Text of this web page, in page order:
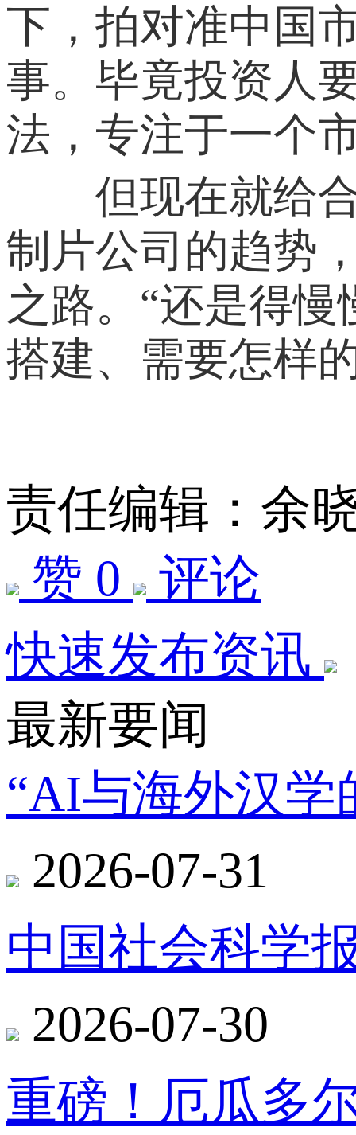
下，拍对准中国
事。毕竟投资人
法，专注于一个
但现在就给合
制片公司的趋势
之路。“还是得
搭建、需要怎样
责任编辑：余
赞 0
评论
快速发布资讯
最新要闻
“AI与海外汉学
2026-07-31
中国社会科学
2026-07-30
重磅！厄瓜多